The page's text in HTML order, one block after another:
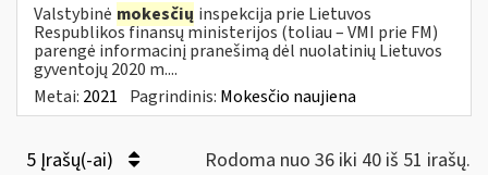
Valstybinė mokesčių inspekcija prie Lietuvos
Respublikos finansų ministerijos (toliau – VMI prie FM)
parengė informacinį pranešimą dėl nuolatinių Lietuvos
gyventojų 2020 m....
Metai: 2021 Pagrindinis: Mokesčio naujiena
5 Įrašų(-ai) Rodoma nuo 36 iki 40 iš 51 irašų.